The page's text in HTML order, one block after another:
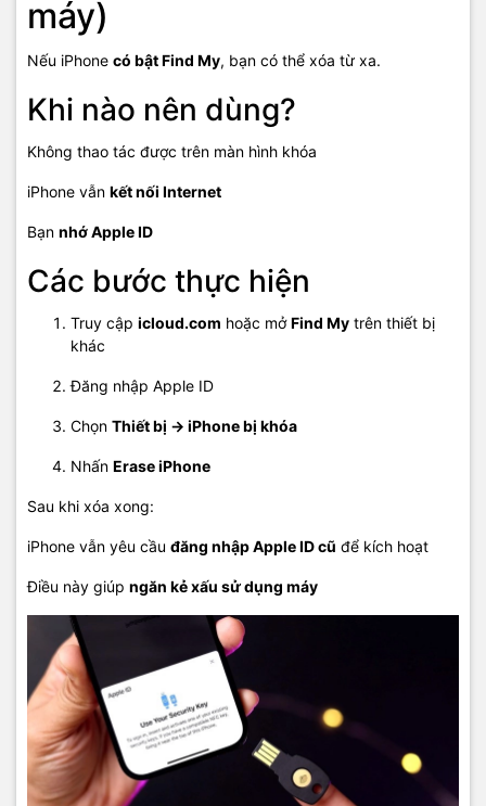
máy)
Nếu iPhone có bật Find My, bạn có thể xóa từ xa.
Khi nào nên dùng?
Không thao tác được trên màn hình khóa
iPhone vẫn kết nối Internet
Bạn nhớ Apple ID
Các bước thực hiện
Truy cập icloud.com hoặc mởFind My trên thiết bị
khác
Đăng nhập Apple ID
Chọn Thiết bị → iPhone bị khóa
Nhấn Erase iPhone
Sau khi xóa xong:
iPhone vẫn yêu cầu đăng nhập Apple ID cũ để kích hoạt
Điều này giúp ngăn kẻ xấu sử dụng máy